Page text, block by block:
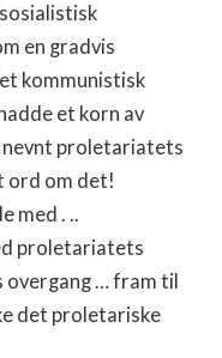
en gradvis
kommunistisk
et korn av
nevnt proletariatets
ord om det!
med . ..
proletariatets
overgang … fram til
det proletariske